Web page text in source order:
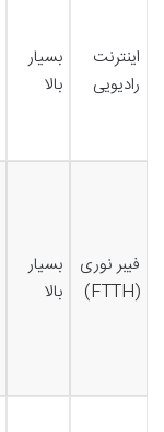
اینترنت
رادیویی
بسیار
بالا
فیبر نوری
(FTTH)
بسیار
بالا